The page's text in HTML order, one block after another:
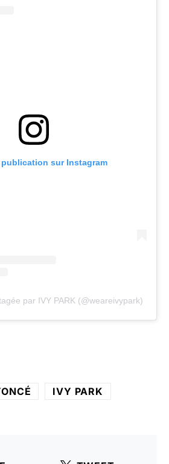
publication sur Instagram
par IVY PARK (@weareivypark)
IVY PARK